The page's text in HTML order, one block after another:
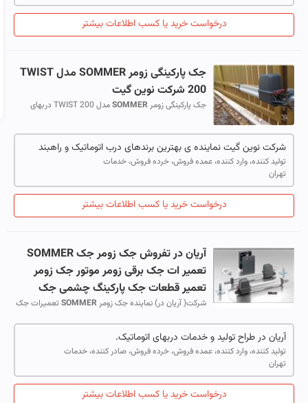
درخواست خرید یا کسب اطلاعات بیشتر
جک پارکینگی زومرSOMMER
مدل TWIST
200 شرکت نوین گیت
جک پارکینگی زومر SOMMER
مدل TWIST 200 دربهای
شرکت نوین گیت نماینده ی بهترین برندهای درب اتوماتیک و راهبند
تولید کننده، وارد کننده، عمده فروش، خرده فروش، خدمات
تهران
درخواست خرید یا کسب اطلاعات بیشتر
آریان در تفروش جک زومر جکSOMMER
تعمیر ات جک برقی زومر موتور جک زومر
تعمیر قطعات جک پارکینگ چشمی جک
پارکینگ ریموت جک زومر
شرکت( آریان در) نماینده جک زومر SOMMERتعمیرات جک
ریموت زومر خدمات جکSOMMERقطعات ...
آریان در طراح تولید و خدمات دربهای اتوماتیک.
تولید کننده، وارد کننده، عمده فروش، خرده فروش، صادر کننده، خدمات
تهران
درخواست خرید یا کسب اطلاعات بیشتر